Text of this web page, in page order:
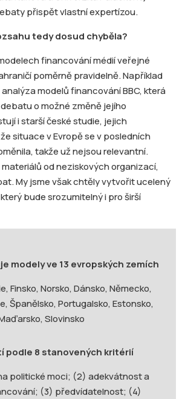
přispět vlastní expertízou.
tedy dosud chyběla?
financování médií veřejné
poměrně pravidelně. Například
modelů financování BBC, která
o možné změně jejího
i starší české studie, jejich
situace v Evropě se v posledních
takže už nejsou relevantní.
od neziskových organizací,
My jsme však chtěly vytvořit ucelený
bude srozumitelný i pro širší
modely ve 13 evropských zemích
Finsko, Norsko, Dánsko, Německo,
Španělsko, Portugalsko, Estonsko,
Slovinsko
podle 8 stanovených kritérií
politické moci; (2) adekvátnost a
(3) předvídatelnost; (4)